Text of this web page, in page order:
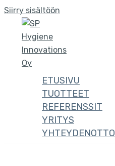
Siirry sisältöön
ETUSIVU
TUOTTEET
REFERENSSIT
YRITYS
YHTEYDENOTTO